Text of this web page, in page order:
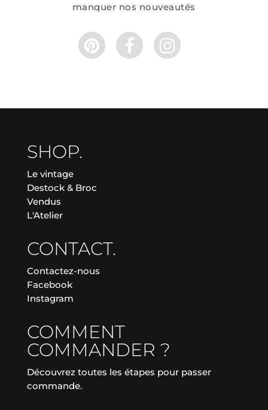
manquer nos nouveautés
SHOP.
Le vintage
Destock & Broc
Vendus
L'Atelier
CONTACT.
Contactez-nous
Facebook
Instagram
COMMENT
COMMANDER ?
Découvrez toutes les étapes pour passer
commande.